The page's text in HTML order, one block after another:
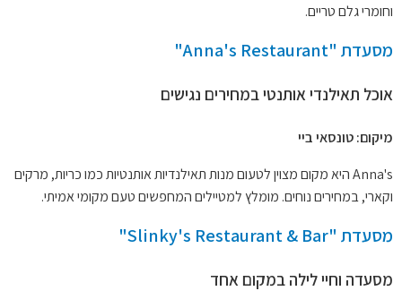
וחומרי גלם טריים.
מסעדת "Anna's Restaurant"
אוכל תאילנדי אותנטי במחירים נגישים
מיקום: טונסאי ביי
Anna's היא מקום מצוין לטעום מנות תאילנדיות אותנטיות כמו כריות, מרקים
וקארי, במחירים נוחים. מומלץ למטיילים המחפשים טעם מקומי אמיתי.
מסעדת "Slinky's Restaurant & Bar"
מסעדה וחיי לילה במקום אחד